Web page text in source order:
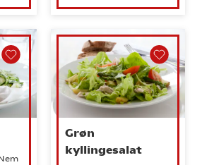
Grøn
kyllingesalat